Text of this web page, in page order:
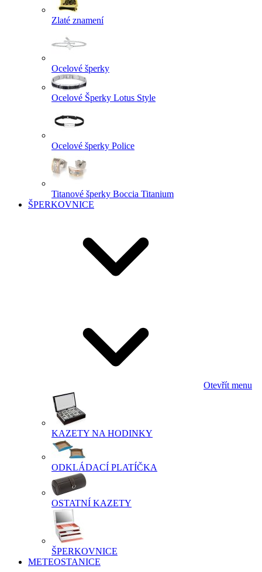
Zlaté znamení
Ocelové šperky
Ocelové Šperky Lotus Style
Ocelové šperky Police
Titanové šperky Boccia Titanium
ŠPERKOVNICE
Otevřít menu
KAZETY NA HODINKY
ODKLÁDACÍ PLATÍČKA
OSTATNÍ KAZETY
ŠPERKOVNICE
METEOSTANICE